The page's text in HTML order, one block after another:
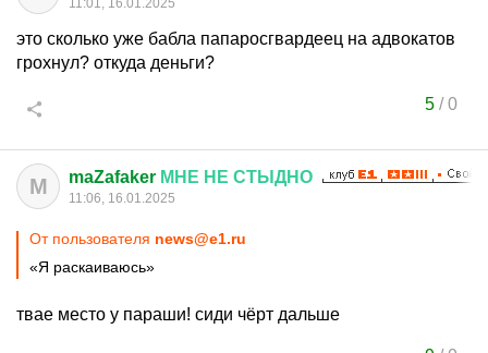
11:01, 16.01.2025
это сколько уже бабла папаросгвардеец на адвокатов
грохнул? откуда деньги?
5/0
M maZafaker МНЕ НЕ СТЫДНО
11:06, 16.01.2025
От пользователя news@e1.ru
«Я раскаиваюсь»
твае место у параши! сиди чёрт дальше